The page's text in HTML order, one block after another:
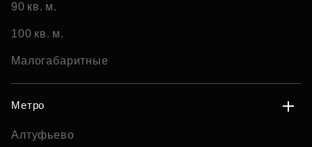
90 кв. м.
100 кв. м.
Малогабаритные
Метро
Алтуфьево